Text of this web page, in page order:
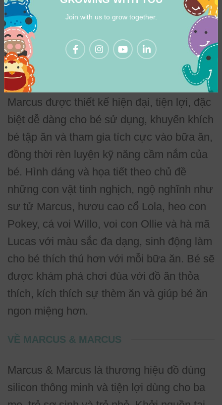
Join with us to grow together.
khám phá.
Thiết kế thân thiện với bé, giúp bé
hứng thú với bữa ăn
Bộ thìa nĩa tập ăn Palm Grasp Marcus &
Marcus được thiết kế hiện đại, tiện lợi, đặc
biệt dễ dàng cho bé sử dụng, khuyến khích
bé tập ăn và tham gia tích cực vào bữa ăn,
đồng thời rèn luyện kỹ năng cầm nắm của
bé. Hình dáng và họa tiết theo chủ đề
những con vật tinh nghịch, ngộ nghĩnh như
sư tử Marcus, hươu cao cổ Lola, heo con
Pokey, cá voi Willo, voi con Ollie và hà mã
Lucas với màu sắc đa dạng, sinh động làm
cho bé thích thú hơn với mỗi bữa ăn. Bé sẽ
được khám phá chơi đùa với đồ ăn thỏa
thích, kích thích sự thèm ăn và giúp bé ăn
ngon miệng hơn.
VỀ MARCUS & MARCUS
Marcus & Marcus là thương hiệu đồ dùng
silicon thông minh và tiện lợi dùng cho ba